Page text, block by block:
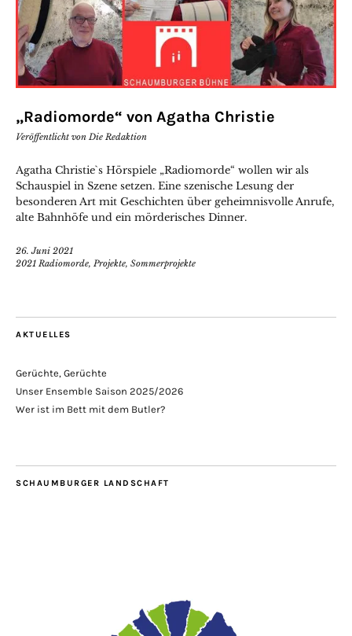
„Radiomorde“ von Agatha Christie
Veröffentlicht von Die Redaktion
Agatha Christie`s Hörspiele „Radiomorde“ wollen wir als
Schauspiel in Szene setzen. Eine szenische Lesung der
besonderen Art mit Geschichten über geheimnisvolle Anrufe,
alte Bahnhöfe und ein mörderisches Dinner.
26. Juni 2021
2021 Radiomorde, Projekte, Sommerprojekte
AKTUELLES
Gerüchte, Gerüchte
Unser Ensemble Saison 2025/2026
Wer ist im Bett mit dem Butler?
SCHAUMBURGER LANDSCHAFT